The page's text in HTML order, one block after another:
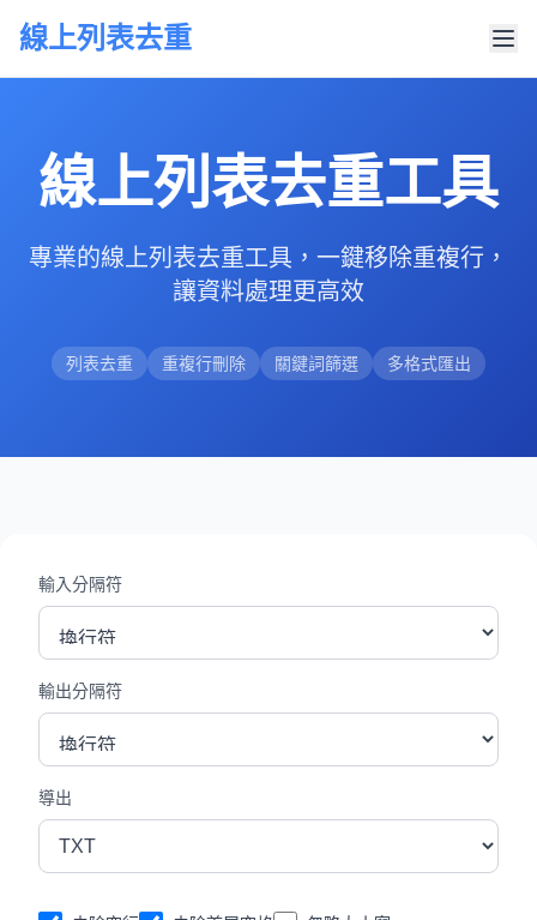
線上列表去重
線上列表去重工具
專業的線上列表去重工具，一鍵移除重複行，
讓資料處理更高效
列表去重 重複行刪除 關鍵詞篩選 多格式匯出
輸入分隔符
輸出分隔符
導出